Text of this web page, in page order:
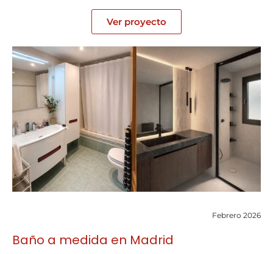
Ver proyecto
Febrero 2026
Baño a medida en Madrid